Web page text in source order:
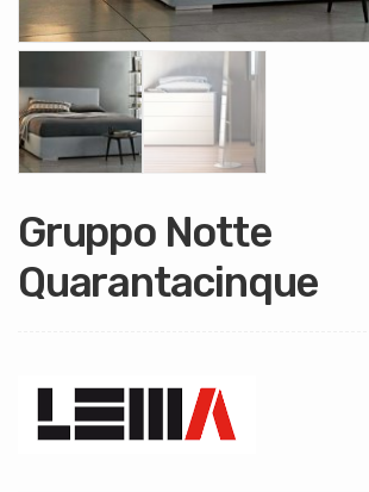
Gruppo Notte
Quarantacinque